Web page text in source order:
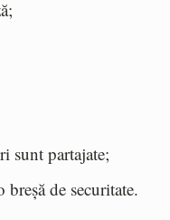
sunt partajate;
breșă de securitate.